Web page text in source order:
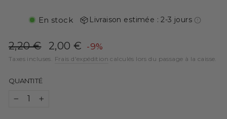
En stock Livraison estimée : 2-3 jours
Prix
régulier
2,20 €
Prix
réduit
2,00 € -9%
Taxes incluses. Frais d'expédition calculés lors du passage à la caisse.
QUANTITÉ